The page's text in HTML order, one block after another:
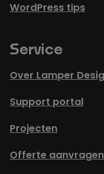
WordPress tips
Service
Over Lamper
Support portal
Projecten
Offerte aanvragen